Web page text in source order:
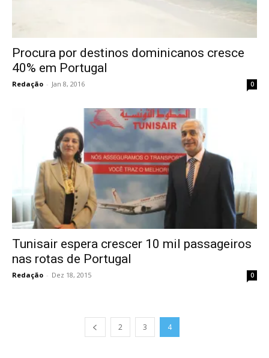
Procura por destinos dominicanos cresce
40% em Portugal
Redação - Jan 8, 2016 0
Tunisair espera crescer 10 mil passageiros
nas rotas de Portugal
Redação - Dez 18, 2015 0
2 3 4